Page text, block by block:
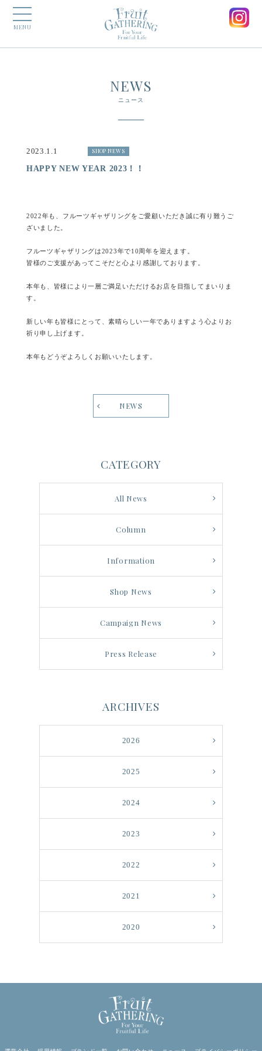
MENU
NEWS
ニュース
2023.1.1 SHOP NEWS
HAPPY NEW YEAR 2023！！
2022年も、フルーツギャザリングをご愛顧いただき誠に有り難うご
ざいました。
フルーツギャザリングは2023年で10周年を迎えます。
皆様のご支援があってこそだと心より感謝しております。
本年も、皆様により一層ご満足いただけるお店を目指してまいりま
す。
新しい年も皆様にとって、素晴らしい一年でありますよう心よりお
祈り申し上げます。
本年もどうぞよろしくお願いいたします。
NEWS
CATEGORY
All News
Column
Information
Shop News
Campaign News
Press Release
ARCHIVES
2026
2025
2024
2023
2022
2021
2020